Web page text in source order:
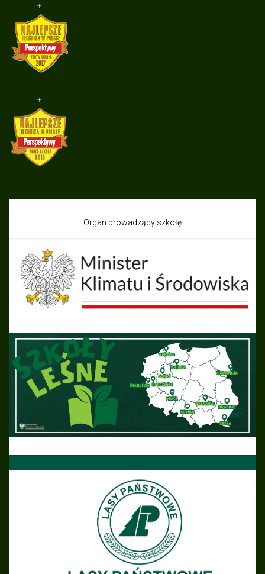
+
+
Organ prowadzący szkołę